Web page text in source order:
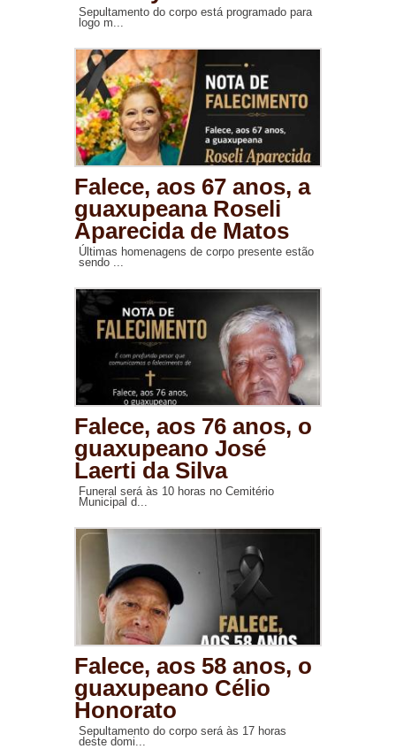
Sepultamento do corpo está programado para
logo m...
Falece, aos 67 anos, a
guaxupeana Roseli
Aparecida de Matos
Últimas homenagens de corpo presente estão
sendo ...
Falece, aos 76 anos, o
guaxupeano José
Laerti da Silva
Funeral será às 10 horas no Cemitério
Municipal d...
Falece, aos 58 anos, o
guaxupeano Célio
Honorato
Sepultamento do corpo será às 17 horas
deste domi...